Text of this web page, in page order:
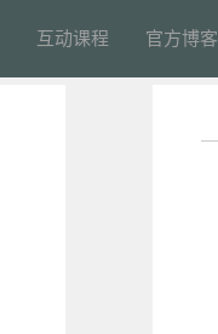
互动课程 官方博客